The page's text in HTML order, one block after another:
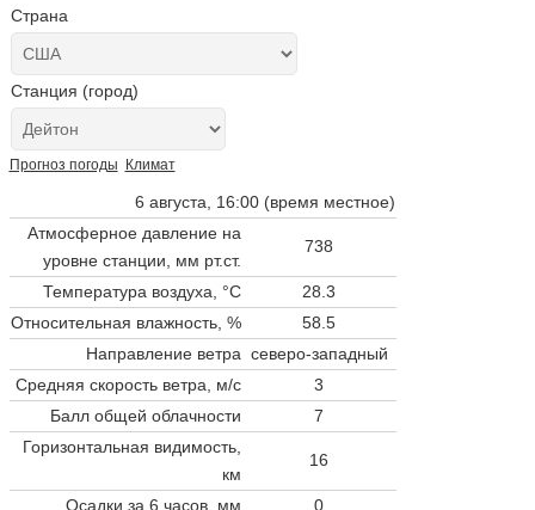
Страна
Станция (город)
Прогноз погоды Климат
6 августа, 16:00 (время местное)
Атмосферное давление на
уровне станции, мм рт.ст.
738
Температура воздуха, °C
28.3
Относительная влажность, %
58.5
Направление ветра северо-западный
Средняя скорость ветра, м/с
3
Балл общей облачности
7
Горизонтальная видимость,
км
16
Осадки за 6 часов, мм 0